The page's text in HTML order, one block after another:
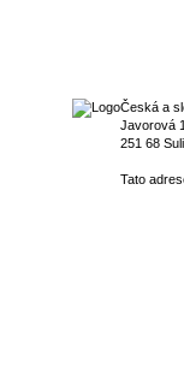
Česká a
Javorová
251 68
Tato